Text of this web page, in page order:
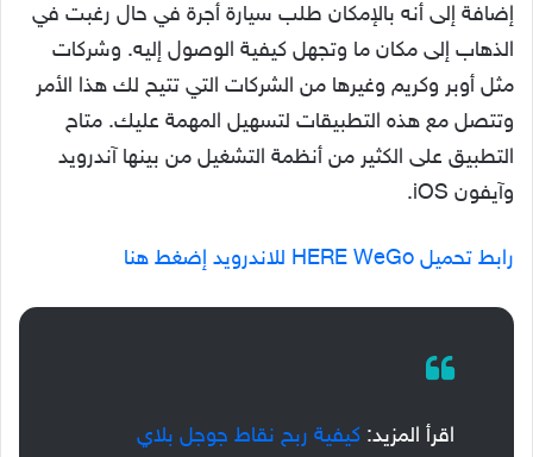
إضافة إلى أنه بالإمكان طلب سيارة أجرة في حال رغبت في
الذهاب إلى مكان ما وتجهل كيفية الوصول إليه. وشركات
مثل أوبر وكريم وغيرها من الشركات التي تتيح لك هذا الأمر
وتتصل مع هذه التطبيقات لتسهيل المهمة عليك. متاح
التطبيق على الكثير من أنظمة التشغيل من بينها آندرويد
وآيفون iOS.
رابط تحميل HERE WeGo للاندرويد إضغط هنا
اقرأ المزيد: كيفية ربح نقاط جوجل بلاي